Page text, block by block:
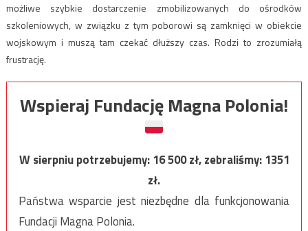
możliwe szybkie dostarczenie zmobilizowanych do ośrodków
szkoleniowych, w związku z tym poborowi są zamknięci w obiekcie
wojskowym i muszą tam czekać dłuższy czas. Rodzi to zrozumiałą
frustrację.
Wspieraj Fundację Magna Polonia!
W sierpniu potrzebujemy:16 500zł, zebraliśmy:1351
zł.
Państwa wsparcie jest niezbędne dla funkcjonowania
Fundacji Magna Polonia.